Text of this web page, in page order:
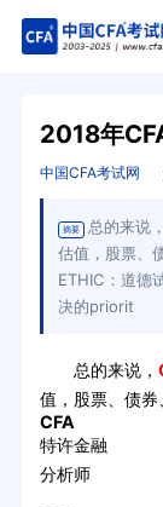
2018年
中国CFA考试网
摘要
总的来说
估值，股票、
ETHIC：道德
决的priorit
总的来说，
值，股票、债券
CFA
特许金融
分析师